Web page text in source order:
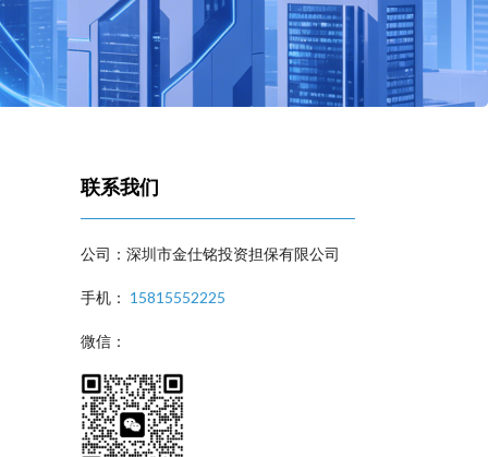
联系我们
公司：深圳市金仕铭投资担保有限公司
手机： 15815552225
微信：